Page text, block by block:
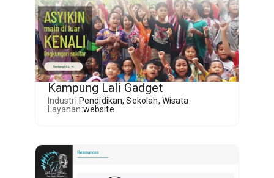
Kampung Lali Gadget
Industri:Pendidikan,Sekolah, Wisata
Layanan:website